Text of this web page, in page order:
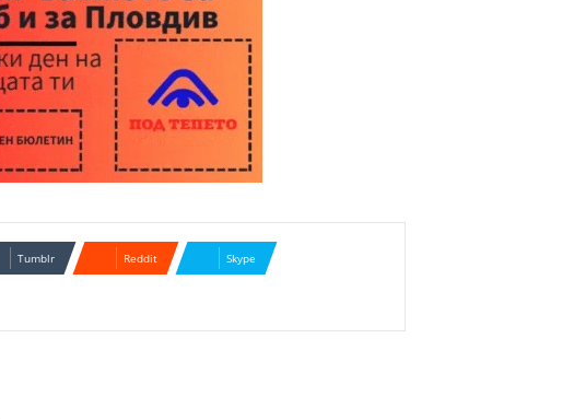
Tumblr Reddit Skype